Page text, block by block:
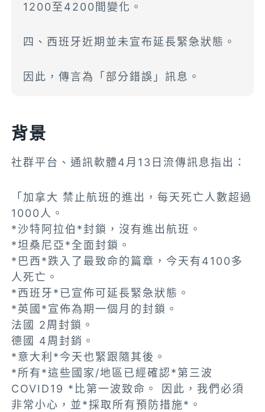
1200至4200間變化。
四、西班牙近期並未宣布延長緊急狀態。
因此，傳言為「部分錯誤」訊息。
背景
社群平台、通訊軟體4月13日流傳訊息指出：
「加拿大 禁止航班的進出，每天死亡人數超過
1000人。
*沙特阿拉伯*封鎖，沒有進出航班。
*坦桑尼亞*全面封鎖。
*巴西*跌入了最致命的篇章，今天有4100多
人死亡。
*西班牙*已宣佈可延長緊急狀態。
*英國*宣佈為期一個月的封鎖。
法國 2周封鎖。
德國 4周封銷。
*意大利*今天也緊跟隨其後。
*所有*這些國家/地區已經確認*第三波
COVID19 *比第一波致命。 因此，我們必須
非常小心，並*採取所有預防措施*。